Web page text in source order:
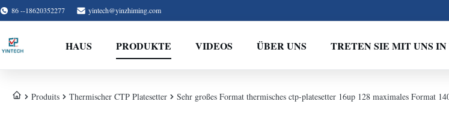
86 --18620352277 yintech@yinzhiming.com
HAUS PRODUKTE VIDEOS ÜBER UNS TRETEN SIE MIT UNS
Produits Thermischer CTP Platesetter Sehr großes Format thermisches ctp-platesetter 16up 128 maximales Format